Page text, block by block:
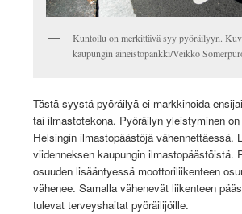
Kuntoilu on merkittävä syy pyöräilyyn.
kaupungin aineistopankki/Veikko
Tästä syystä pyöräilyä ei markkinoida
tai ilmastotekona. Pyöräilyn yleistyminen
Helsingin ilmastopäästöjä vähennettäessä.
viidenneksen kaupungin ilmastopäästöistä.
osuuden lisääntyessä moottoriliikenteen
vähenee. Samalla vähenevät liikenteen
tulevat terveyshaitat pyöräilijöille.